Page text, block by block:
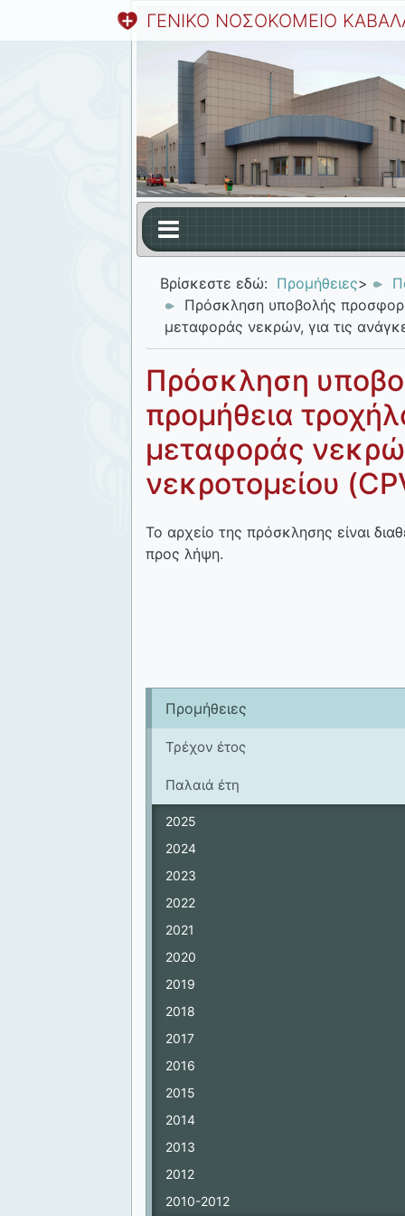
ΓΕΝΙΚΟ ΝΟΣΟΚΟΜΕΙΟ
Βρίσκεστε εδώ: Προμήθειες>
Πρόσκληση υποβολής
μεταφοράς νεκρών, για τις
Προμήθειες
Τρέχον έτος
Παλαιά έτη
2025
2024
2023
2022
2021
2020
2019
2018
2017
2016
2015
2014
2013
2012
2010-2012
Πρόσκληση
προμήθεια
μεταφοράς
νεκροτομείου
Το αρχείο της πρόσκλησης είναι
προς λήψη.